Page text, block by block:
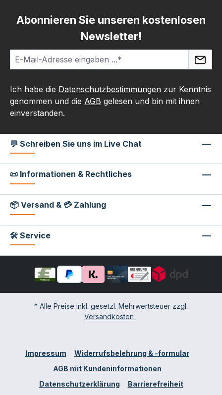
Abonnieren Sie unseren kostenlosen
Newsletter!
Ich habe die Datenschutzbestimmungen zur Kenntnis
genommen und die AGB gelesen und bin mit ihnen
einverstanden.
💬 Schreiben Sie uns im Live Chat
📜 Informationen & Rechtliches
📦 Versand & 💳 Zahlung
🛠 Service
* Alle Preise inkl. gesetzl. Mehrwertsteuer zzgl.
Versandkosten
Impressum
Widerrufsbelehrung & -formular
AGB mit Kundeninformationen
Datenschutzerklärung
Barrierefreiheit